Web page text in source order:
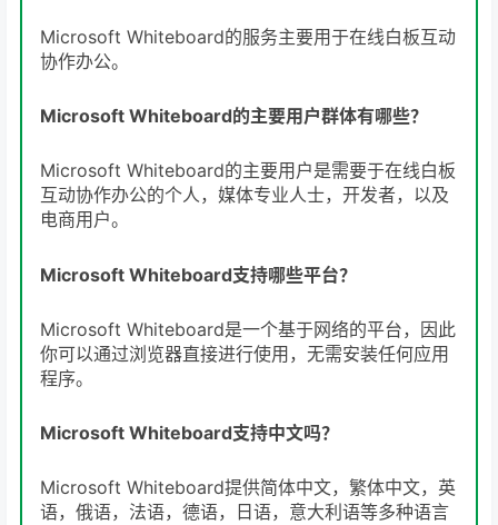
Microsoft Whiteboard的服务主要用于在线白板互动
协作办公。
Microsoft Whiteboard的主要用户群体有哪些？
Microsoft Whiteboard的主要用户是需要于在线白板
互动协作办公的个人，媒体专业人士，开发者，以及
电商用户。
Microsoft Whiteboard支持哪些平台？
Microsoft Whiteboard是一个基于网络的平台，因此
你可以通过浏览器直接进行使用，无需安装任何应用
程序。
Microsoft Whiteboard支持中文吗？
Microsoft Whiteboard提供简体中文，繁体中文，英
语，俄语，法语，德语，日语，意大利语等多种语言